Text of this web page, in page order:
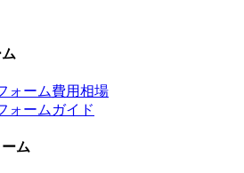
ォーム費用相場
ォームガイド
ム